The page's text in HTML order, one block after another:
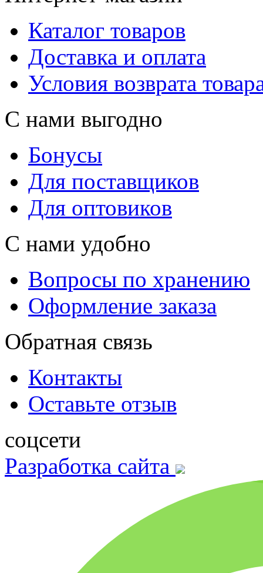
Каталог товаров
Доставка и оплата
Условия возврата
С нами выгодно
Бонусы
Для поставщиков
Для оптовиков
С нами удобно
Вопросы по хранению
Оформление заказа
Обратная связь
Контакты
Оставьте отзыв
соцсети
Разработка сайта